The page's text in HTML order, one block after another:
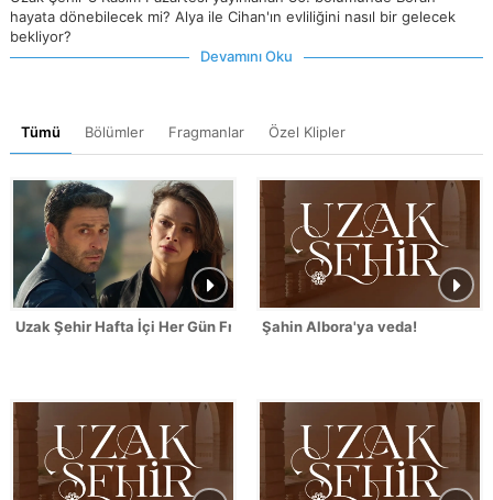
hayata dönebilecek mi? Alya ile Cihan'ın evliliğini nasıl bir gelecek
bekliyor?
Devamını Oku
Tümü Bölümler Fragmanlar Özel Klipler
Uzak Şehir Hafta İçi Her Gün FragmanıŞahin Albora'ya veda!